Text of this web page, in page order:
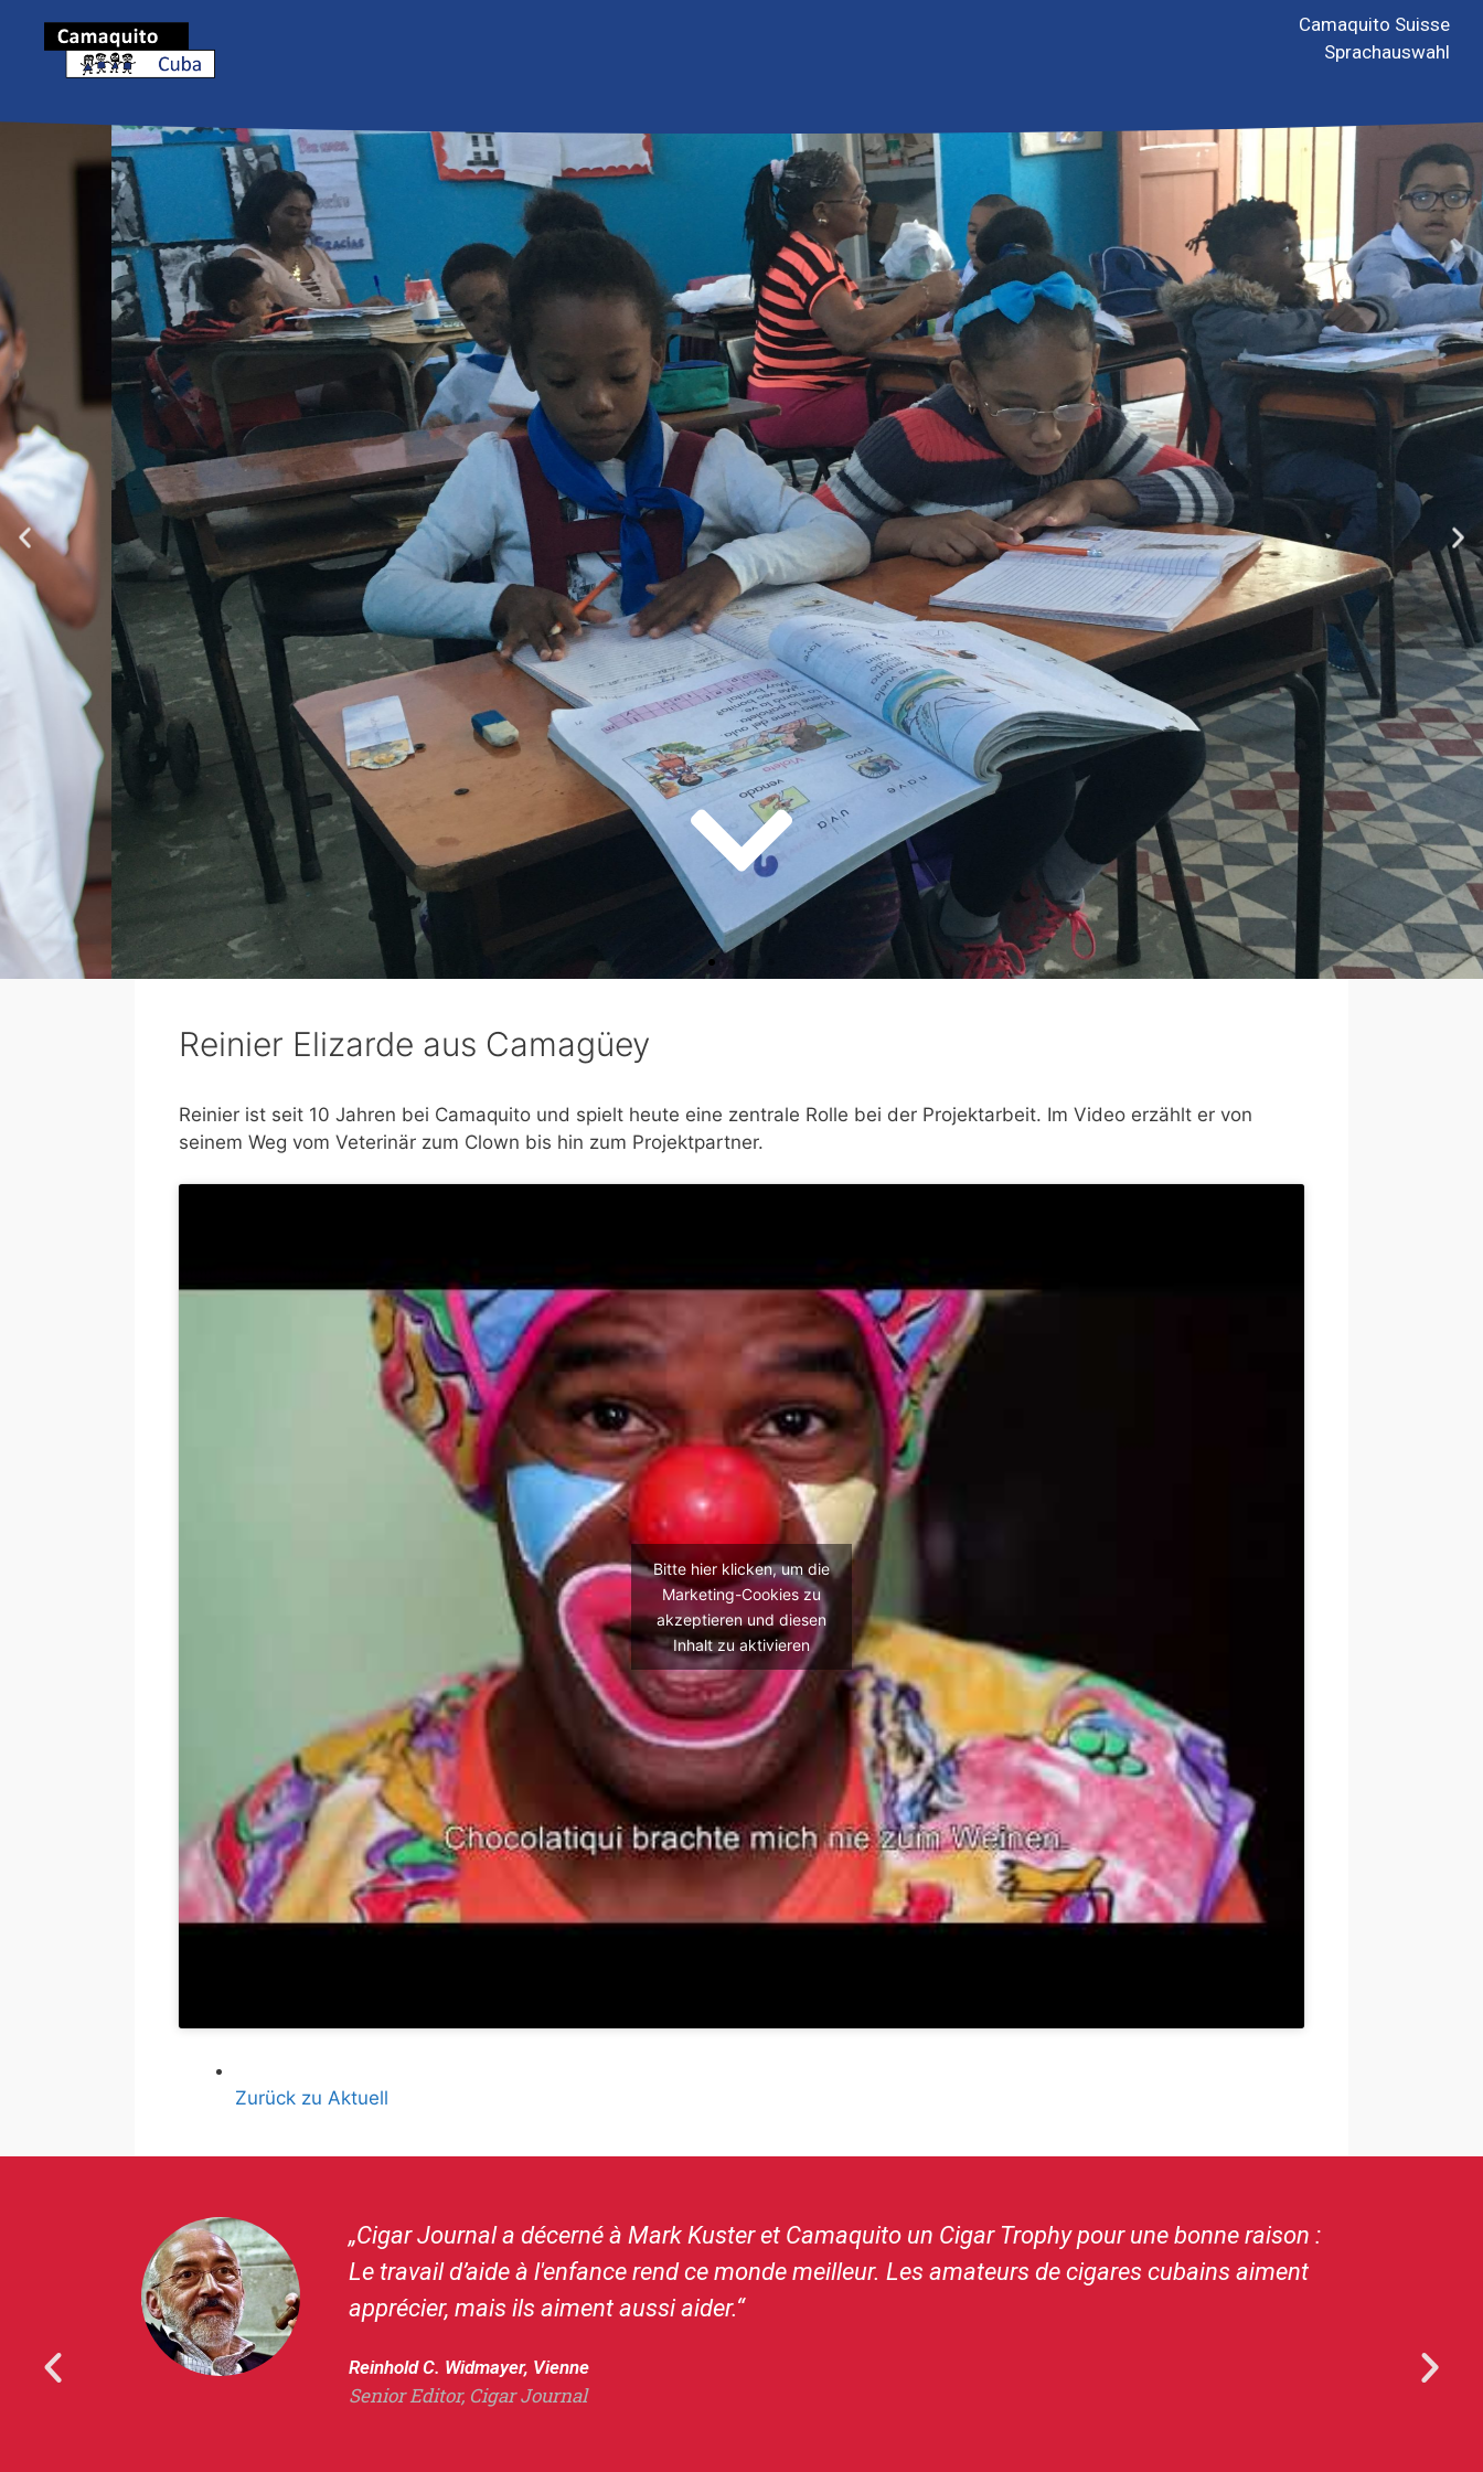
Camaquito Suisse
Sprachauswahl
Reinier Elizarde aus Camagüey
Reinier ist seit 10 Jahren bei Camaquito und spielt heute eine zentrale Rolle bei der Projektarbeit. Im Video erzählt er von
seinem Weg vom Veterinär zum Clown bis hin zum Projektpartner.
Bitte hier klicken, um die
Marketing-Cookies zu
akzeptieren und diesen
Inhalt zu aktivieren
Zurück zu Aktuell
„Cigar Journal a décerné à Mark Kuster et Camaquito un Cigar Trophy pour une bonne raison :
Le travail d’aide à l'enfance rend ce monde meilleur. Les amateurs de cigares cubains aiment
apprécier, mais ils aiment aussi aider.“
Reinhold C. Widmayer, Vienne
Senior Editor, Cigar Journal